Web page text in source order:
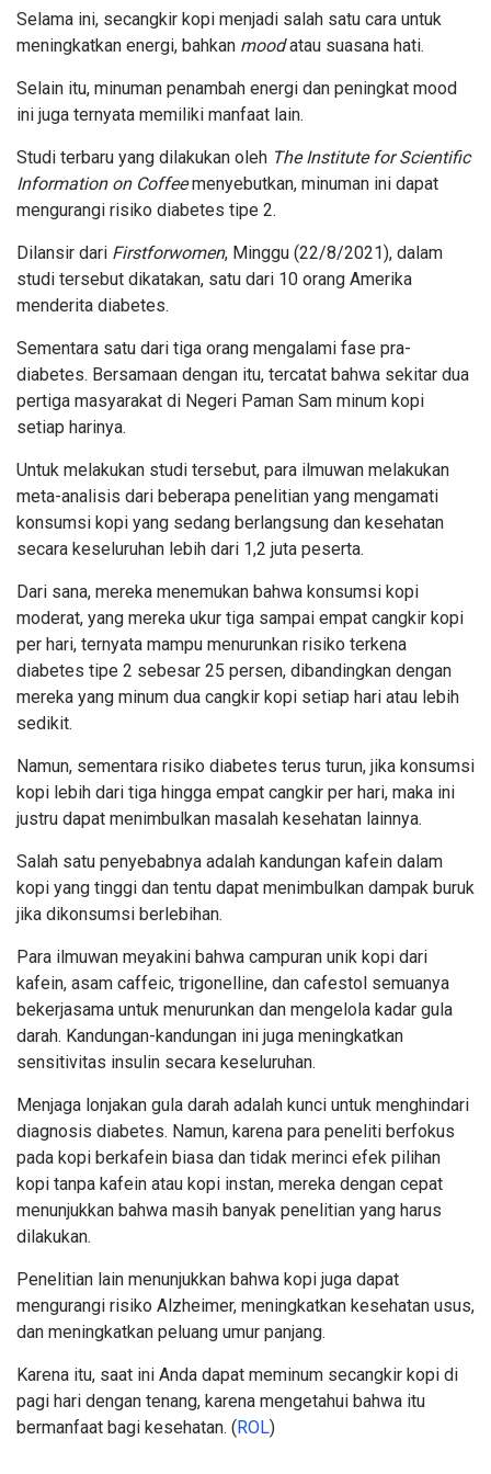
Selama ini, secangkir kopi menjadi salah satu cara untuk
meningkatkan energi, bahkan moodatau suasana hati.
Selain itu, minuman penambah energi dan peningkat mood
ini juga ternyata memiliki manfaat lain.
Studi terbaru yang dilakukan oleh The Institute for Scientific
Information on Coffeemenyebutkan, minuman ini dapat
mengurangi risiko diabetes tipe 2.
Dilansir dari Firstforwomen, Minggu (22/8/2021), dalam
studi tersebut dikatakan, satu dari 10 orang Amerika
menderita diabetes.
Sementara satu dari tiga orang mengalami fase pra-
diabetes. Bersamaan dengan itu, tercatat bahwa sekitar dua
pertiga masyarakat di Negeri Paman Sam minum kopi
setiap harinya.
Untuk melakukan studi tersebut, para ilmuwan melakukan
meta-analisis dari beberapa penelitian yang mengamati
konsumsi kopi yang sedang berlangsung dan kesehatan
secara keseluruhan lebih dari 1,2 juta peserta.
Dari sana, mereka menemukan bahwa konsumsi kopi
moderat, yang mereka ukur tiga sampai empat cangkir kopi
per hari, ternyata mampu menurunkan risiko terkena
diabetes tipe 2 sebesar 25 persen, dibandingkan dengan
mereka yang minum dua cangkir kopi setiap hari atau lebih
sedikit.
Namun, sementara risiko diabetes terus turun, jika konsumsi
kopi lebih dari tiga hingga empat cangkir per hari, maka ini
justru dapat menimbulkan masalah kesehatan lainnya.
Salah satu penyebabnya adalah kandungan kafein dalam
kopi yang tinggi dan tentu dapat menimbulkan dampak buruk
jika dikonsumsi berlebihan.
Para ilmuwan meyakini bahwa campuran unik kopi dari
kafein, asam caffeic, trigonelline, dan cafestol semuanya
bekerjasama untuk menurunkan dan mengelola kadar gula
darah. Kandungan-kandungan ini juga meningkatkan
sensitivitas insulin secara keseluruhan.
Menjaga lonjakan gula darah adalah kunci untuk menghindari
diagnosis diabetes. Namun, karena para peneliti berfokus
pada kopi berkafein biasa dan tidak merinci efek pilihan
kopi tanpa kafein atau kopi instan, mereka dengan cepat
menunjukkan bahwa masih banyak penelitian yang harus
dilakukan.
Penelitian lain menunjukkan bahwa kopi juga dapat
mengurangi risiko Alzheimer, meningkatkan kesehatan usus,
dan meningkatkan peluang umur panjang.
Karena itu, saat ini Anda dapat meminum secangkir kopi di
pagi hari dengan tenang, karena mengetahui bahwa itu
bermanfaat bagi kesehatan. (ROL)